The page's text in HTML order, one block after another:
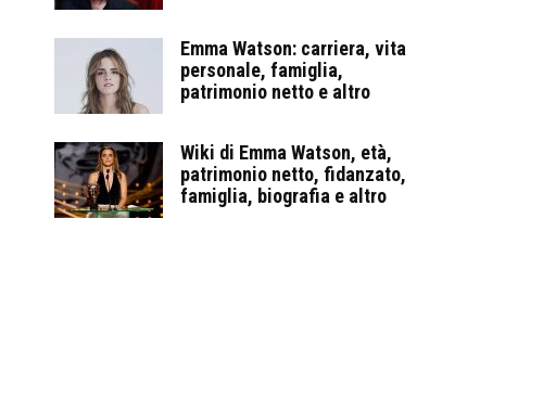
Emma Watson: carriera, vita
personale, famiglia,
patrimonio netto e altro
Wiki di Emma Watson, età,
patrimonio netto, fidanzato,
famiglia, biografia e altro